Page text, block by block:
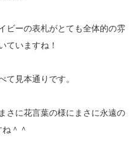
ビーの表札がとても全体的の雰
ていますね！
て見本通りです。
さに花言葉の様にまさに永遠の
＾＾